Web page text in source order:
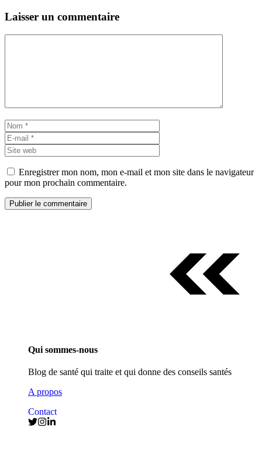
Laisser un commentaire
Nom
mail
web
Enregistrer mon nom, mon e-mail et mon site dans le navigateur
pour mon prochain commentaire.
Qui sommes-nous
Blog de santé qui traite et qui donne des conseils santés
A propos
Contact